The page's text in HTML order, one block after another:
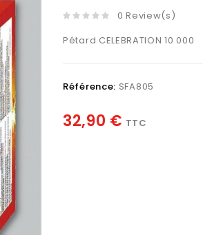
0 Review(s)
Pétard CELEBRATION 10 000
Référence: SFA805
32,90 € TTC